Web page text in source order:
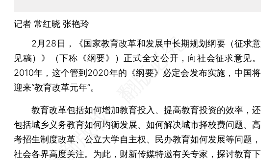
记者 常红晓 张艳玲
2月28日，《国家教育改革和发展中长期规划纲要（征求意
见稿）》（下称《纲要》）正式全文公开，向社会征求意见。
2010年，这个管到2020年的《纲要》必定会发布实施，中国将
迎来“教育改革元年”。
教育改革包括如何增加教育投入、提高教育投资的效率，还
包括城乡义务教育如何均衡发展、如何解决城市择校费问题、高
考招生制度改革、公立大学自主权、民办教育如何发展等问题，
社会各界高度关注。为此，财新传媒特邀有关专家，探讨教育下